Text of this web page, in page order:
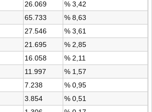
26.069
% 3,42
65.733
% 8,63
27.546
% 3,61
21.695
% 2,85
16.058
% 2,11
11.997
% 1,57
7.238
% 0,95
3.854
% 0,51